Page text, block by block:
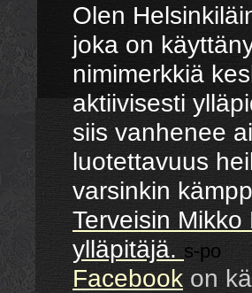
Olen
joka on
nimimerkkiä
aktiivisesti
siis vanhenee
luotettavuus
varsinkin
Terveisin
ylläpitäjä. s-po
Facebook on